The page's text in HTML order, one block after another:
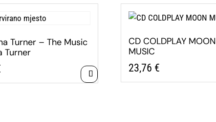
Turner – The Music
Turner
CD COLDPLAY MOON
MUSIC
23,76 €